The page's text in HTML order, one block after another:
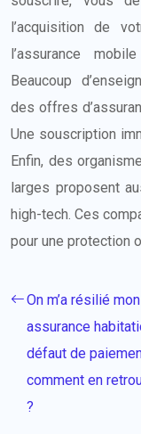
l’acquisition de
l’assurance
Beaucoup
des offres
Une souscription
Enfin, des
larges proposent
high-tech. Ces
pour une protection
On m’a résilié mon
assurance
défaut de
comment en
?